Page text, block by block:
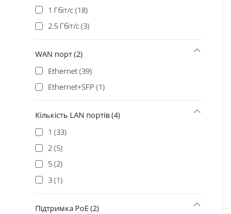
1 Гбіт/с (18)
2.5 Гбіт/с (3)
WAN порт (2)
Ethernet (39)
Ethernet+SFP (1)
Кількість LAN портів (4)
1 (33)
2 (5)
5 (2)
3 (1)
Підтримка PoE (2)